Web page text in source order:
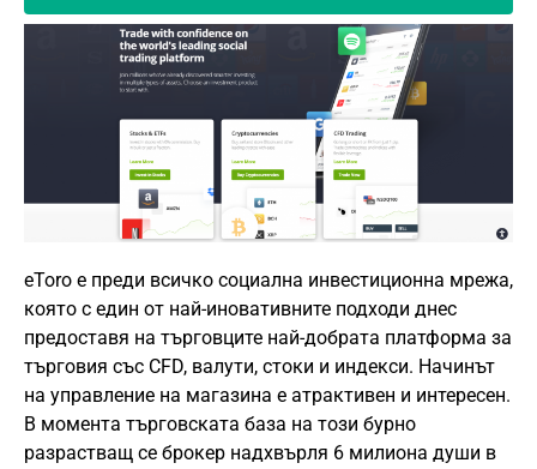
eToro е преди всичко социална инвестиционна мрежа,
която с един от най-иновативните подходи днес
предоставя на търговците най-добрата платформа за
търговия със CFD, валути, стоки и индекси. Начинът
на управление на магазина е атрактивен и интересен.
В момента търговската база на този бурно
разрастващ се брокер надхвърля 6 милиона души в